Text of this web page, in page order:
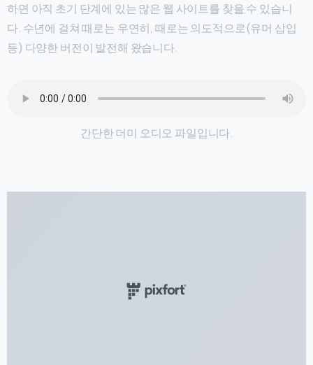
하면 아직 초기 단계에 있는 많은 웹 사이트를 찾을 수 있습니
다. 수년에 걸쳐 때로는 우연히, 때로는 의도적으로(유머 삽입
등) 다양한 버전이 발전해 왔습니다.
간단한 더미 오디오 파일입니다.